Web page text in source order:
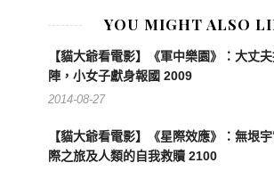
YOU MIGHT ALSO
【貓大爺看電影】《軍中樂園》：大丈
陣，小女子獻身報國 2009
2014-08-27
【貓大爺看電影】《星際效應》：無垠
際之旅及人類的自我救贖 2100